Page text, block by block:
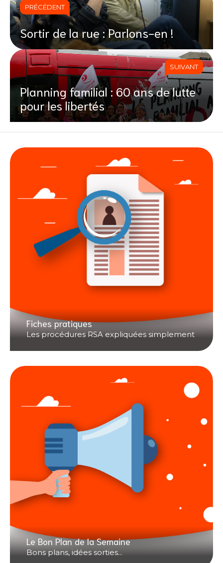
PRÉCÉDENT
Sortir de la rue : Parlons-en !
SUIVANT
Planning familial : 60 ans de lutte
pour les libertés
Fiches pratiques
Les procédures RSA expliquées simplement
Le Bon Plan de la Semaine
Bons plans, idées sorties...